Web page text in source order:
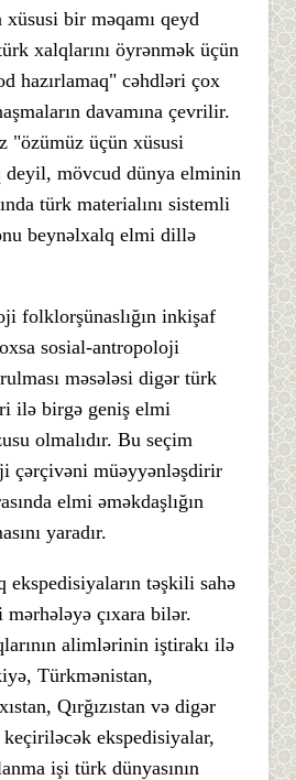
bir məqamı qeyd
xalqlarını öyrənmək üçün
hazırlamaq" cəhdləri çox
davamına çevrilir.
"özümüz üçün xüsusi
deyil, mövcud dünya elminin
türk materialını sistemli
beynəlxalq elmi dillə
folklorşünaslığın inkişaf
sosial-antropoloji
məsələsi digər türk
ilə birgə geniş elmi
olmalıdır. Bu seçim
çərçivəni müəyyənləşdirir
elmi əməkdaşlığın
yaradır.
ekspedisiyaların təşkili sahə
mərhələyə çıxara bilər.
alimlərinin iştirakı ilə
Türkmənistan,
Qırğızıstan və digər
ekspedisiyalar,
işi türk dünyasının